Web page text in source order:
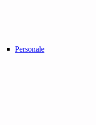
Personale